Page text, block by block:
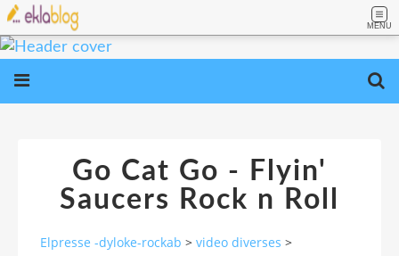
MENU
Go Cat Go - Flyin'
Saucers Rock n Roll
Elpresse -dyloke-rockab > video diverses >